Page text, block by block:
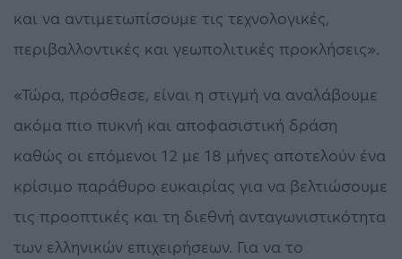
και να αντιμετωπίσουμε τις τεχνολογικές,
περιβαλλοντικές και γεωπολιτικές προκλήσεις».
«Τώρα, πρόσθεσε, είναι η στιγμή να αναλάβουμε
ακόμα πιο πυκνή και αποφασιστική δράση
καθώς οι επόμενοι 12 με 18 μήνες αποτελούν ένα
κρίσιμο παράθυρο ευκαιρίας για να βελτιώσουμε
τις προοπτικές και τη διεθνή ανταγωνιστικότητα
των ελληνικών επιχειρήσεων. Για να το